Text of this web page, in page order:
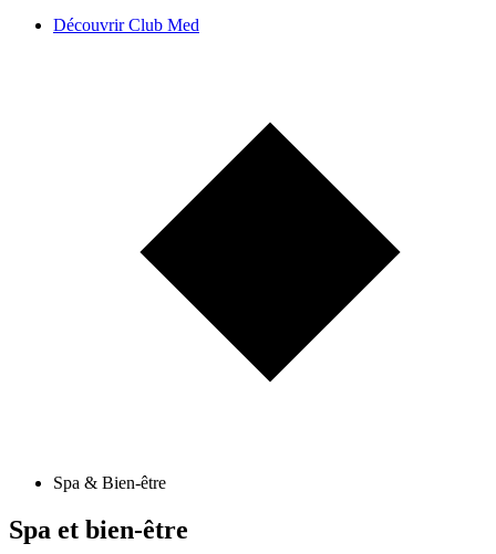
Découvrir Club Med
Spa & Bien-être
Spa et bien-être